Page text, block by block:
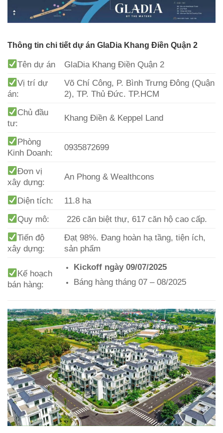
Thông tin chi tiết dự án GlaDia Khang Điền Quận 2
Tên dự án
GlaDia Khang Điền Quận 2
Vị trí dự
án:
Võ Chí Công, P. Bình Trưng Đông (Quận
2), TP. Thủ Đức. TP.HCM
Chủ đầu
tư:
Khang Điền & Keppel Land
Phòng
Kinh Doanh:
0935872699
Đơn vị
xây dựng:
An Phong & Wealthcons
Diện tích:
11.8 ha
Quy mô:
226 căn biệt thự, 617 căn hộ cao cấp.
Tiến độ
xây dựng:
Đạt ̣98%. Đang hoàn hạ tầng, tiện ích,
sản phẩm
Kế hoạch
bán hàng:
Kickoff ngày 09/07/2025
Báng hàng tháng 07 – 08/2025